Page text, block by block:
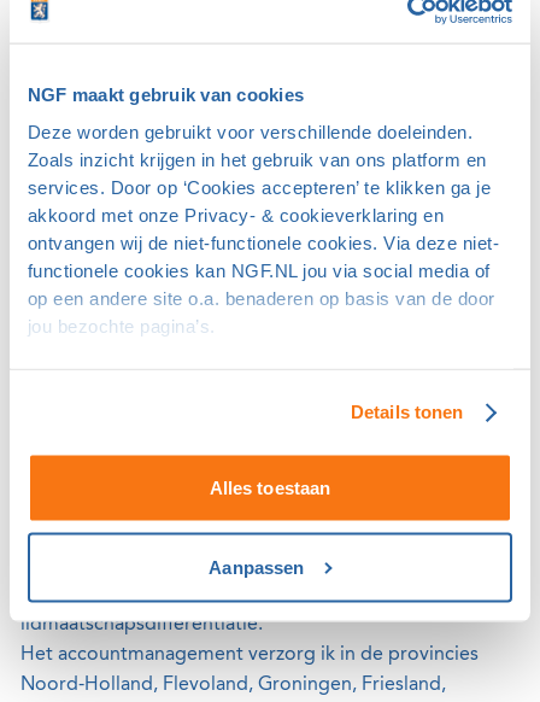
NGF maakt gebruik van cookies
Deze worden gebruikt voor verschillende doeleinden.
Zoals inzicht krijgen in het gebruik van ons platform en
services. Door op ‘Cookies accepteren’ te klikken ga je
akkoord met onze Privacy- & cookieverklaring en
ontvangen wij de niet-functionele cookies. Via deze niet-
functionele cookies kan NGF.NL jou via social media of
op een andere site o.a. benaderen op basis van de door
jou bezochte pagina’s.
Details tonen
Alles toestaan
Aanpassen
Groningen. Sinds de dag dat ik in aanraking kwam met
golf, nu zo’n zeven jaar geleden, ben ik eraan verslaafd. Ik
houd van de oneindige mentale uitdaging, het
onderdeel zijn van de natuur en het spelen tegen jezelf
en de elementen. Het is dan ook een eer om mijn passie
voor onze mooie sport bij de NGF uit te dragen en als
aanspreekpunt voor clubs en banen in Nederland te
accountmanager in de IT-sector grote bedrijven
Onderzoek & Analyse. Dat betekent dat ik clubs en
banen actief zal ondersteunen omtrent Players 1st, de
enquête Sportief Beleid en het onderzoek naar
lidmaatschapsdifferentiatie.
Het accountmanagement verzorg ik in de provincies
Noord-Holland, Flevoland, Groningen, Friesland,